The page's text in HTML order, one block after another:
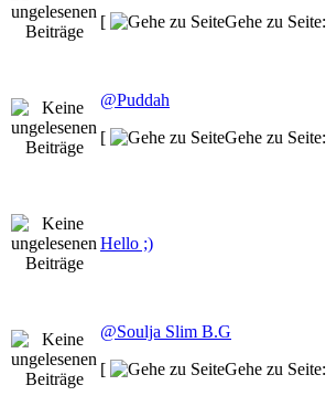
[
Gehe zu Seite:
@Puddah
[
Gehe zu Seite:
Hello ;)
@Soulja Slim B.G
[
Gehe zu Seite: